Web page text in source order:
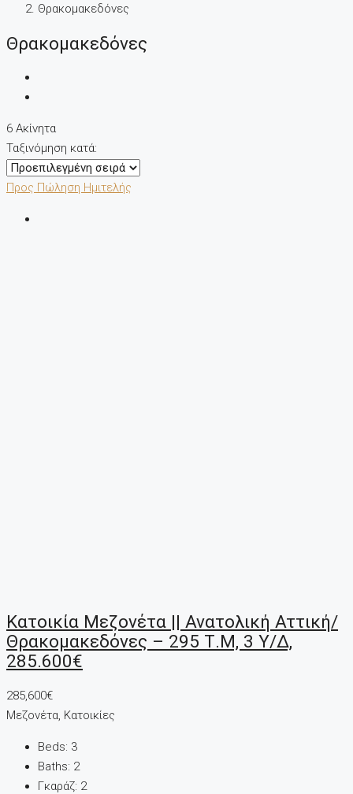
Θρακομακεδόνες
Θρακομακεδόνες
6 Ακίνητα
Ταξινόμηση κατά:
Προς Πώληση Ημιτελής
Κατοικία Μεζονέτα || Ανατολική Αττική/
Θρακομακεδόνες – 295 Τ.μ, 3 Υ/Δ,
285.600€
285,600€
Μεζονέτα, Κατοικίες
Beds: 3
Baths: 2
Γκαράζ: 2